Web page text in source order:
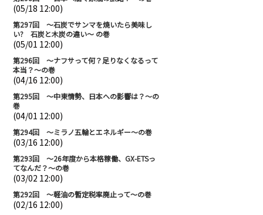
(05/18 12:00)
第297回 ～石炭でサンマを焼いたら美味し
い? 石炭と木炭の違い～ の巻
(05/01 12:00)
第296回 ～ナフサって何？足りなくなるって
本当？～の巻
(04/16 12:00)
第295回 ～中東情勢、日本への影響は？～の
巻
(04/01 12:00)
第294回 ～ミラノ五輪とエネルギー～の巻
(03/16 12:00)
第293回 ～26年度から本格稼働、GX-ETSっ
てなんだ？～の巻
(03/02 12:00)
第292回 ～軽油の暫定税率廃止って～の巻
(02/16 12:00)